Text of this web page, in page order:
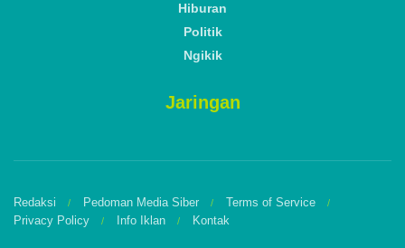
Hiburan
Politik
Ngikik
Jaringan
Redaksi Pedoman Media Siber
Terms of Service
Privacy Policy
Info Iklan Kontak